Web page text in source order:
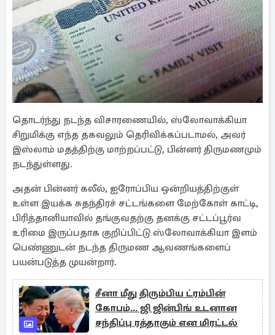
தொடர்ந்து நடந்த விசாரணையில், ஸ்லோவாக்கியா
சிறுமிக்கு எந்த தகவலும் தெரிவிக்கப்படாமல், அவர்
இஸ்லாம் மதத்திற்கு மாற்றப்பட்டு, பின்னர் திருமணமும்
நடந்துள்ளது.
அதன் பின்னர் கலீல், ஐரோப்பிய ஒன்றியத்திற்குள்
உள்ள இயக்க சுதந்திரச் சட்டங்களை மேற்கோள் காட்டி,
பிரித்தானியாவில் தங்குவதற்கு தனக்கு சட்டப்பூர்வ
உரிமை இருப்பதாக குறிப்பிட்டு ஸ்லோவாக்கியா இளம்
பெண்ணுடன் நடந்த திருமண ஆவணங்களைப்
பயன்படுத்த முயன்றார்.
சீனா மீது திரும்பிய ட்ரம்பின்
கோபம்... ஜி ஜின்பிங் உடனான
சந்திப்பு ரத்தாகும் என மிரட்டல்